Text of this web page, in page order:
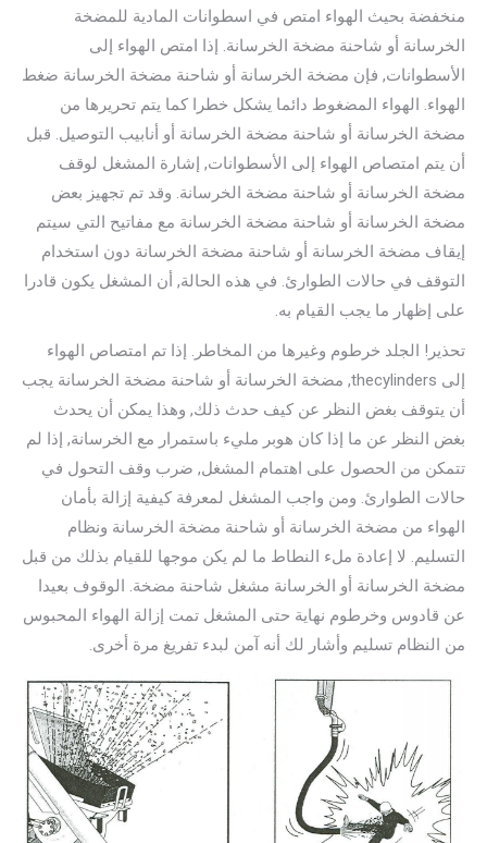
منخفضة بحيث الهواء امتص في اسطوانات المادية للمضخة
الخرسانة أو شاحنة مضخة الخرسانة. إذا امتص الهواء إلى
الأسطوانات, فإن مضخة الخرسانة أو شاحنة مضخة الخرسانة ضغط
الهواء. الهواء المضغوط دائما يشكل خطرا كما يتم تحريرها من
مضخة الخرسانة أو شاحنة مضخة الخرسانة أو أنابيب التوصيل. قبل
أن يتم امتصاص الهواء إلى الأسطوانات, إشارة المشغل لوقف
مضخة الخرسانة أو شاحنة مضخة الخرسانة. وقد تم تجهيز بعض
مضخة الخرسانة أو شاحنة مضخة الخرسانة مع مفاتيح التي سيتم
إيقاف مضخة الخرسانة أو شاحنة مضخة الخرسانة دون استخدام
التوقف في حالات الطوارئ. في هذه الحالة, أن المشغل يكون قادرا
على إظهار ما يجب القيام به.
تحذير! الجلد خرطوم وغيرها من المخاطر. إذا تم امتصاص الهواء
إلى thecylinders, مضخة الخرسانة أو شاحنة مضخة الخرسانة يجب
أن يتوقف بغض النظر عن كيف حدث ذلك, وهذا يمكن أن يحدث
بغض النظر عن ما إذا كان هوبر مليء باستمرار مع الخرسانة, إذا لم
تتمكن من الحصول على اهتمام المشغل, ضرب وقف التحول في
حالات الطوارئ. ومن واجب المشغل لمعرفة كيفية إزالة بأمان
الهواء من مضخة الخرسانة أو شاحنة مضخة الخرسانة ونظام
التسليم. لا إعادة ملء النطاط ما لم يكن موجها للقيام بذلك من قبل
مضخة الخرسانة أو الخرسانة مشغل شاحنة مضخة. الوقوف بعيدا
عن قادوس وخرطوم نهاية حتى المشغل تمت إزالة الهواء المحبوس
من النظام تسليم وأشار لك أنه آمن لبدء تفريغ مرة أخرى.